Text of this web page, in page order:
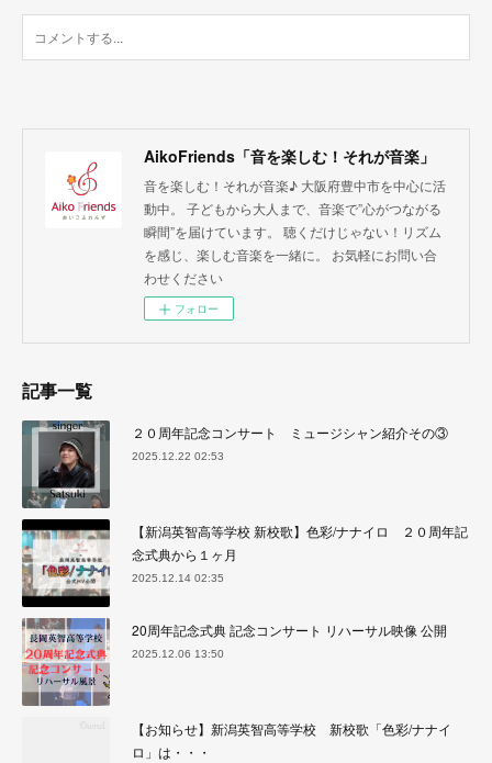
AikoFriends「音を楽しむ！それが音楽」
音を楽しむ！それが音楽♪ 大阪府豊中市を中心に活
動中。 子どもから大人まで、音楽で”心がつながる
瞬間”を届けています。 聴くだけじゃない！リズム
を感じ、楽しむ音楽を一緒に。 お気軽にお問い合
わせください
フォロー
記事一覧
２０周年記念コンサート ミュージシャン紹介その③
2025.12.22 02:53
【新潟英智高等学校 新校歌】色彩/ナナイロ ２０周年記
念式典から１ヶ月
2025.12.14 02:35
20周年記念式典 記念コンサート リハーサル映像 公開
2025.12.06 13:50
【お知らせ】新潟英智高等学校 新校歌「色彩/ナナイ
ロ」は・・・